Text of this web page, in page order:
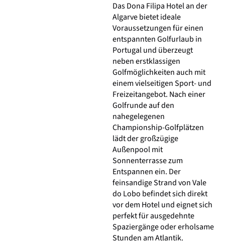
Das Dona Filipa Hotel an der
Algarve bietet ideale
Voraussetzungen für einen
entspannten Golfurlaub in
Portugal und überzeugt
neben erstklassigen
Golfmöglichkeiten auch mit
einem vielseitigen Sport- und
Freizeitangebot. Nach einer
Golfrunde auf den
nahegelegenen
Championship-Golfplätzen
lädt der großzügige
Außenpool mit
Sonnenterrasse zum
Entspannen ein. Der
feinsandige Strand von Vale
do Lobo befindet sich direkt
vor dem Hotel und eignet sich
perfekt für ausgedehnte
Spaziergänge oder erholsame
Stunden am Atlantik.